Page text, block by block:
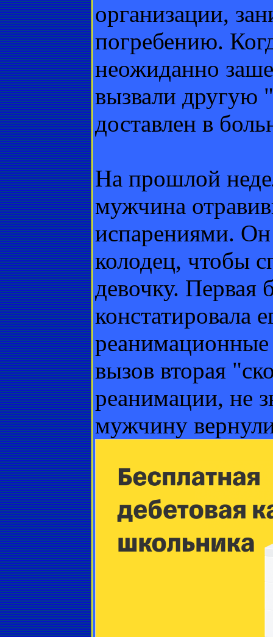
организации,
погребению.
неожиданно
вызвали другую
доставлен в
На прошлой
мужчина
испарениями.
колодец, чтобы
девочку. Первая
констатировала
вызов вторая
реанимации, не
мужчину